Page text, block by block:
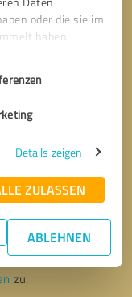
oder die sie im
haben.
Details zeigen
ZULASSEN
ABLEHNEN
* Erforderliche Angaben
zu.